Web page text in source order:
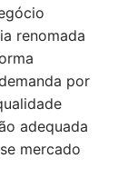
renomada
por
adequada
mercado